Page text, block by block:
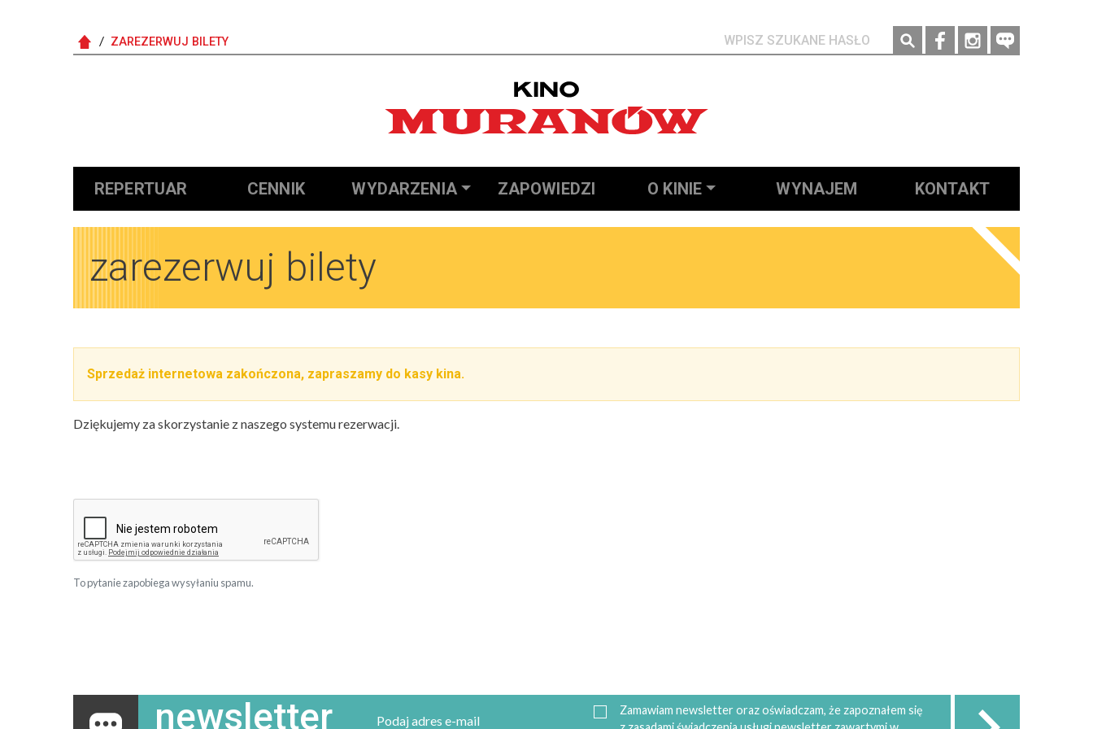
ZAREZERWUJ BILETY Social media
Główna nawigacja
REPERTUAR CENNIK WYDARZENIA ZAPOWIEDZI O KINIE WYNAJEM KONTAKT
zarezerwuj bilety
Sprzedaż internetowa zakończona, zapraszamy do kasy kina.
Dziękujemy za skorzystanie z naszego systemu rezerwacji.
To pytanie zapobiega wysyłaniu spamu.
newsletter
Zamawiam newsletter oraz oświadczam, że zapoznałem się